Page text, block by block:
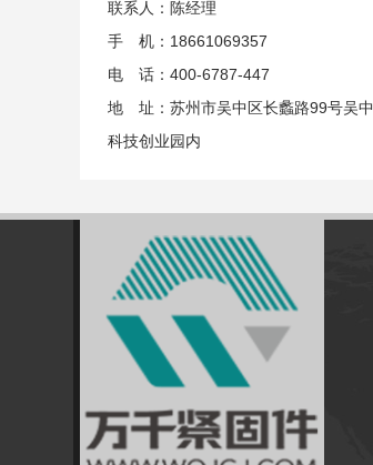
联系人：陈经理
手 机：18661069357
电 话：400-6787-447
地 址：苏州市吴中区长蠡路99号吴中
科技创业园内